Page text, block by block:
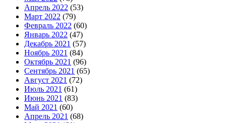
Апрель 2022 (53)
Март 2022 (79)
Февраль 2022 (60)
Январь 2022 (47)
Декабрь 2021 (57)
Ноябрь 2021 (84)
Октябрь 2021 (96)
Сентябрь 2021 (65)
Август 2021 (72)
Июль 2021 (61)
Июнь 2021 (83)
Май 2021 (60)
Апрель 2021 (68)